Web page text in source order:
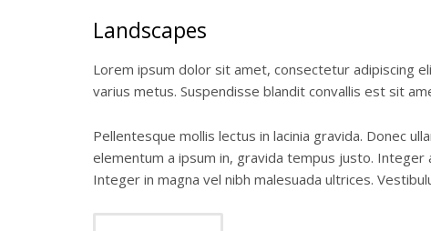
Landscapes
Lorem ipsum dolor sit amet, consectetur adipiscing
varius metus. Suspendisse blandit convallis est sit
Pellentesque mollis lectus in lacinia gravida. Donec
elementum a ipsum in, gravida tempus justo. Integer
Integer in magna vel nibh malesuada ultrices.